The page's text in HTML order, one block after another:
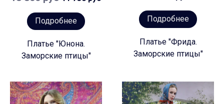
Подробнее
Платье "Юнона.
Заморские птицы"
Подробнее
Платье "Фрида.
Заморские птицы"